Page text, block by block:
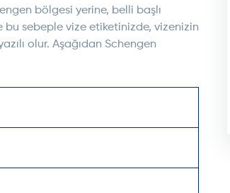
bölgesi yerine, belli başlı
bu sebeple vize etiketinizde, vizenizin
olur. Aşağıdan Schengen